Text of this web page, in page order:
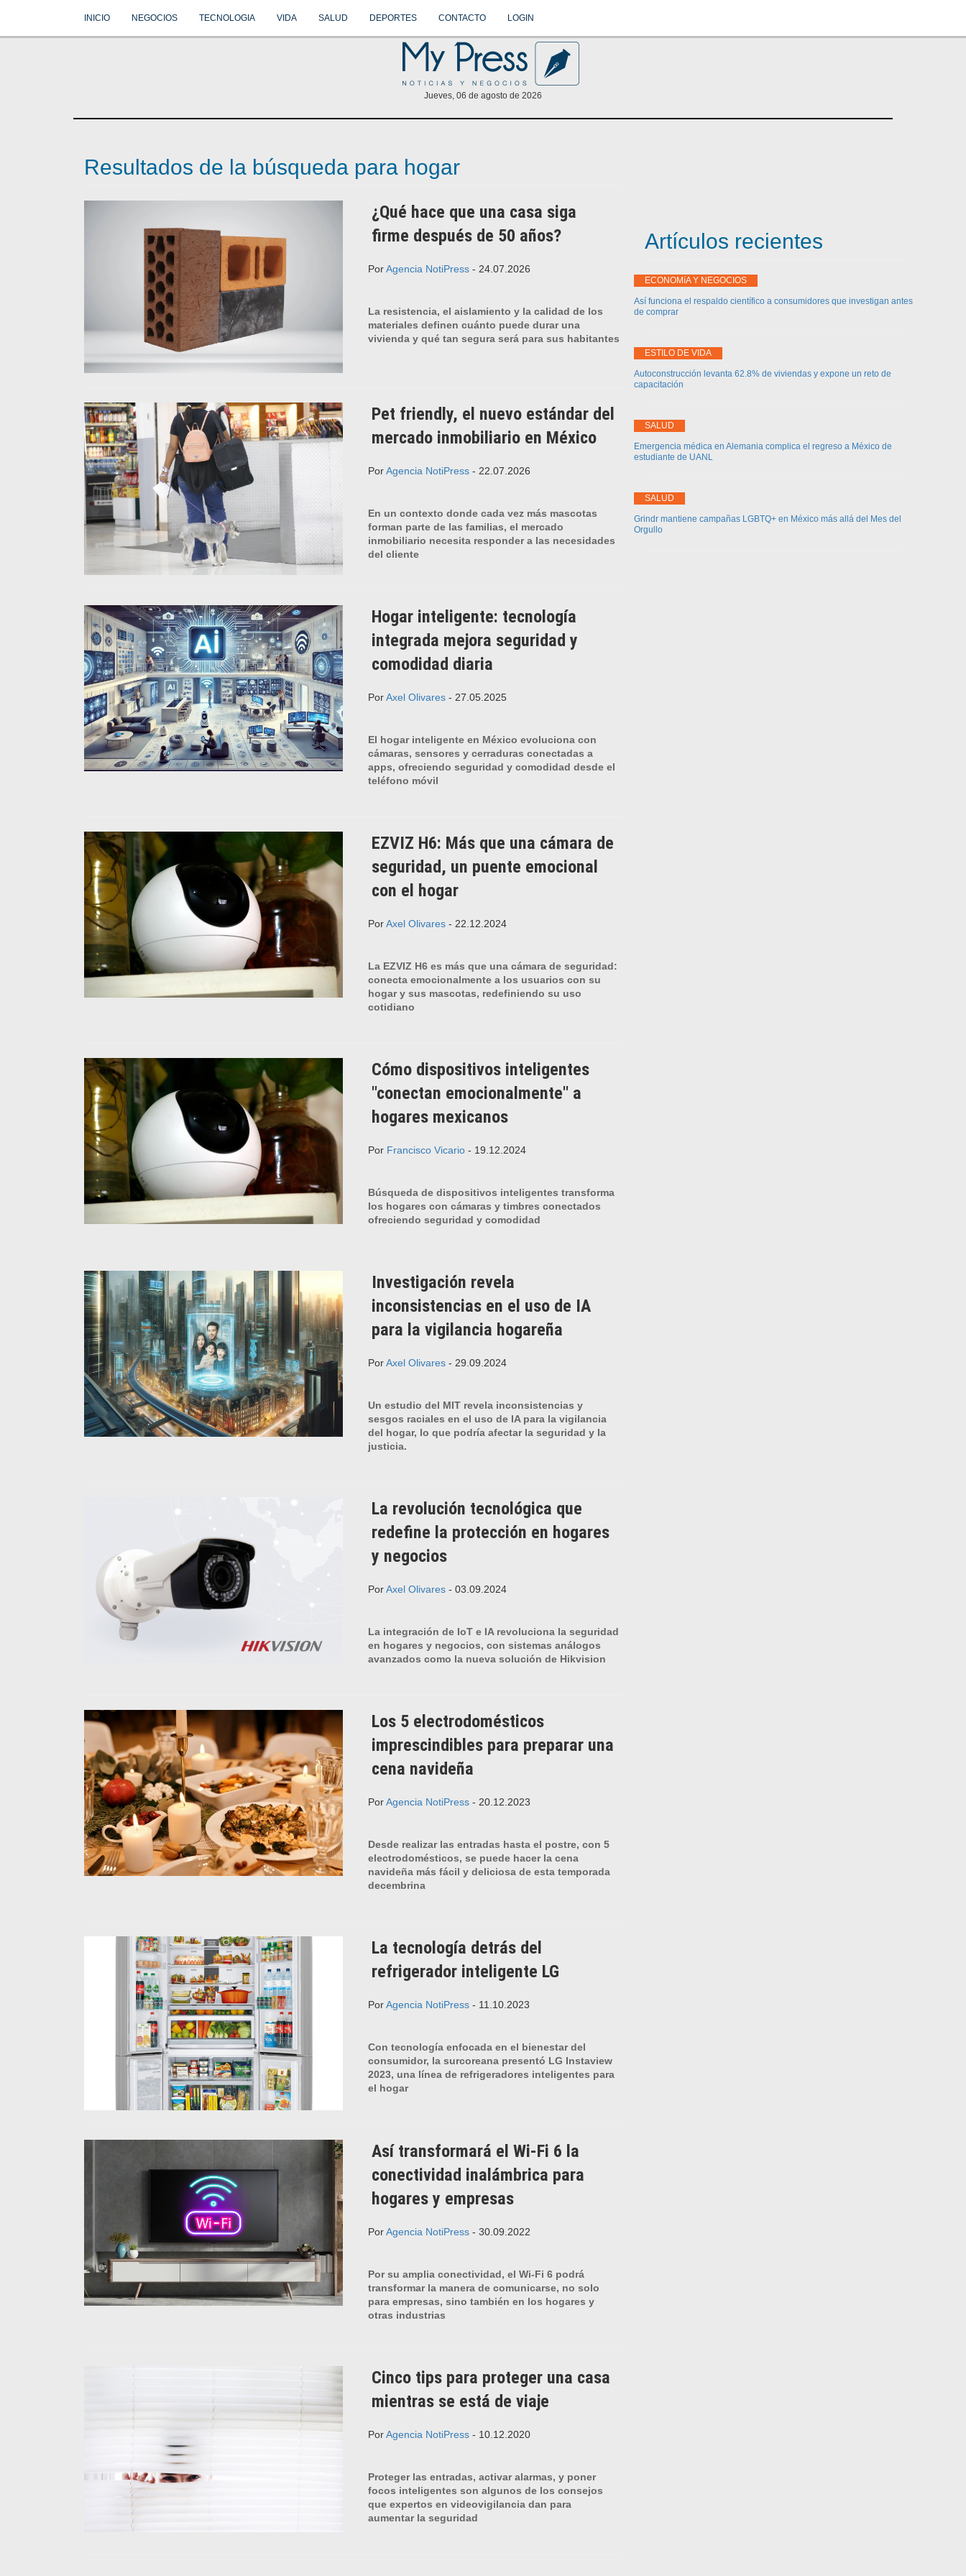
INICIO NEGOCIOS TECNOLOGIA VIDA SALUD DEPORTES CONTACTO LOGIN
Jueves, 06 de agosto de 2026
Resultados de la búsqueda para hogar
¿Qué hace que una casa siga
firme después de 50 años?
PorAgencia NotiPress - 24.07.2026
La resistencia, el aislamiento y la calidad de los
materiales definen cuánto puede durar una
vivienda y qué tan segura será para sus habitantes
Pet friendly, el nuevo estándar del
mercado inmobiliario en México
PorAgencia NotiPress - 22.07.2026
En un contexto donde cada vez más mascotas
forman parte de las familias, el mercado
inmobiliario necesita responder a las necesidades
del cliente
Hogar inteligente: tecnología
integrada mejora seguridad y
comodidad diaria
PorAxel Olivares - 27.05.2025
El hogar inteligente en México evoluciona con
cámaras, sensores y cerraduras conectadas a
apps, ofreciendo seguridad y comodidad desde el
teléfono móvil
EZVIZ H6: Más que una cámara de
seguridad, un puente emocional
con el hogar
PorAxel Olivares - 22.12.2024
La EZVIZ H6 es más que una cámara de seguridad:
conecta emocionalmente a los usuarios con su
hogar y sus mascotas, redefiniendo su uso
cotidiano
Cómo dispositivos inteligentes
"conectan emocionalmente" a
hogares mexicanos
Por Francisco Vicario - 19.12.2024
Búsqueda de dispositivos inteligentes transforma
los hogares con cámaras y timbres conectados
ofreciendo seguridad y comodidad
Investigación revela
inconsistencias en el uso de IA
para la vigilancia hogareña
PorAxel Olivares - 29.09.2024
Un estudio del MIT revela inconsistencias y
sesgos raciales en el uso de IA para la vigilancia
del hogar, lo que podría afectar la seguridad y la
justicia.
La revolución tecnológica que
redefine la protección en hogares
y negocios
PorAxel Olivares - 03.09.2024
La integración de IoT e IA revoluciona la seguridad
en hogares y negocios, con sistemas análogos
avanzados como la nueva solución de Hikvision
Los 5 electrodomésticos
imprescindibles para preparar una
cena navideña
PorAgencia NotiPress - 20.12.2023
Desde realizar las entradas hasta el postre, con 5
electrodomésticos, se puede hacer la cena
navideña más fácil y deliciosa de esta temporada
decembrina
La tecnología detrás del
refrigerador inteligente LG
PorAgencia NotiPress - 11.10.2023
Con tecnología enfocada en el bienestar del
consumidor, la surcoreana presentó LG Instaview
2023, una línea de refrigeradores inteligentes para
el hogar
Así transformará el Wi-Fi 6 la
conectividad inalámbrica para
hogares y empresas
PorAgencia NotiPress - 30.09.2022
Por su amplia conectividad, el Wi-Fi 6 podrá
transformar la manera de comunicarse, no solo
para empresas, sino también en los hogares y
otras industrias
Cinco tips para proteger una casa
mientras se está de viaje
PorAgencia NotiPress - 10.12.2020
Proteger las entradas, activar alarmas, y poner
focos inteligentes son algunos de los consejos
que expertos en videovigilancia dan para
aumentar la seguridad
Artículos recientes
ECONOMíA Y NEGOCIOS
Así funciona el respaldo científico a consumidores que investigan antes
de comprar
ESTILO DE VIDA
Autoconstrucción levanta 62.8% de viviendas y expone un reto de
capacitación
SALUD
Emergencia médica en Alemania complica el regreso a México de
estudiante de UANL
SALUD
Grindr mantiene campañas LGBTQ+ en México más allá del Mes del
Orgullo